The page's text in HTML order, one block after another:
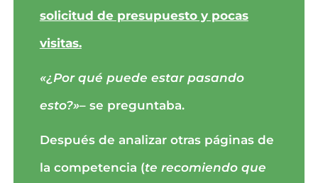
solicitud de presupuesto y pocas
visitas.
«¿Por qué puede estar pasando
esto?»– se preguntaba.
Después de analizar otras páginas de
la competencia (te recomiendo que